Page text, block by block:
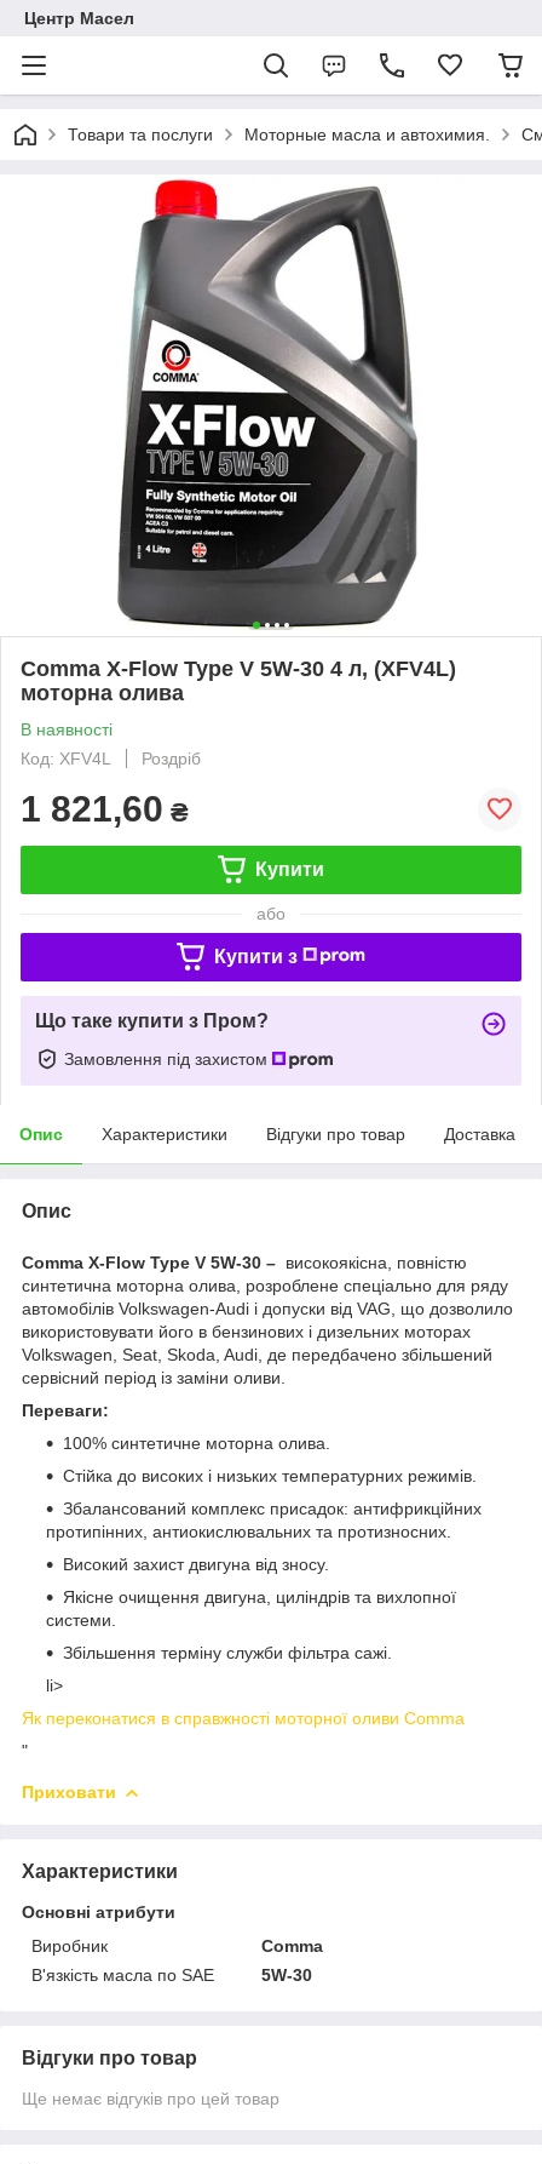
Центр Масел
Товари та послуги Моторные масла и автохимия.
Comma X-Flow Type V 5W-30 4 л, (XFV4L)
моторна олива
В наявності
Код: XFV4L
Роздріб
1 821,60 ₴
Купити
або
Купити з
Що таке купити з Пром?
Замовлення під захистом
Опис Характеристики Відгуки про товар Доставка
Опис
Comma X-Flow Type V 5W-30 – високоякісна, повністю
синтетична моторна олива, розроблене спеціально для ряду
автомобілів Volkswagen-Audi і допуски від VAG, що дозволило
використовувати його в бензинових і дизельних моторах
Volkswagen, Seat, Skoda, Audi, де передбачено збільшений
сервісний період із заміни оливи.
Переваги:
100% синтетичне моторна олива.
Стійка до високих і низьких температурних режимів.
Збалансований комплекс присадок: антифрикційних
протипінних, антиокислювальних та протизносних.
Високий захист двигуна від зносу.
Якісне очищення двигуна, циліндрів та вихлопної
системи.
Збільшення терміну служби фільтра сажі.
li>
Як переконатися в справжності моторної оливи Comma
"
Приховати
Характеристики
Основні атрибути
Виробник
Comma
В'язкість масла по SAE
5W-30
Відгуки про товар
Ще немає відгуків про цей товар